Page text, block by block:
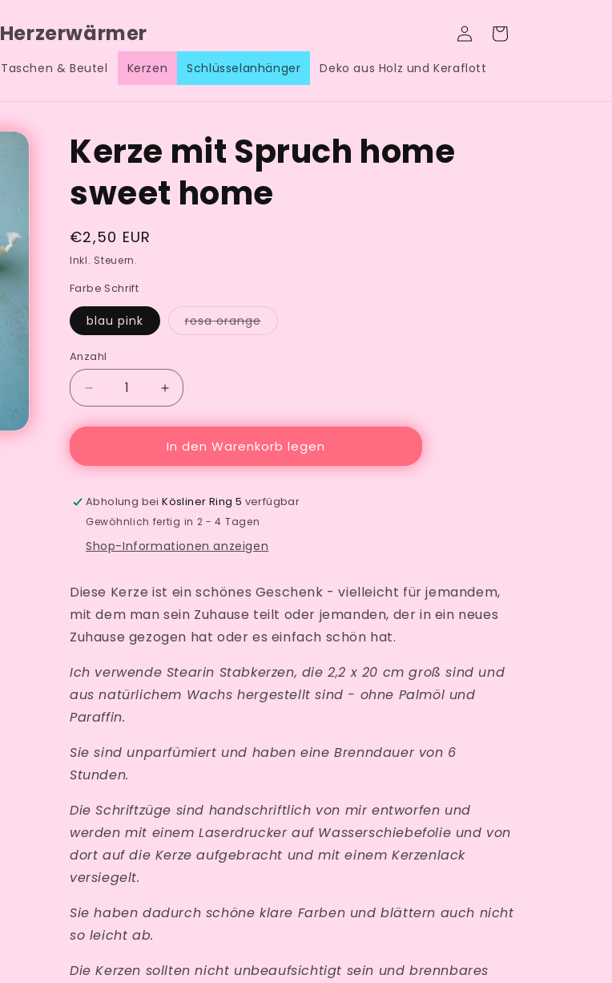
Herzerwärmer
Taschen & Beutel Kerzen Schlüsselanhänger Deko aus Holz und Keraflott
EinloggenWarenkorb
Kerze mit Spruch home
sweet home
Normaler
Preis
€2,50 EUR
Inkl. Steuern.
Farbe Schrift
blau pink rosa orangeVariante
ausverkauft
Anzahl
Verringere
die
Menge
Kerze
Spruch
sweet
home
Erhöhe
die
Menge
für
Kerze
Spruch
sweet
home
In den Warenkorb legen
Abholung beiKösliner Ring 5 verfügbar
Gewöhnlich fertig in 2 - 4 Tagen
Shop-Informationen anzeigen
Diese Kerze ist ein schönes Geschenk - vielleicht für jemandem,
mit dem man sein Zuhause teilt oder jemanden, der in ein neues
Zuhause gezogen hat oder es einfach schön hat.
Ich verwende Stearin Stabkerzen, die 2,2 x 20 cm groß sind und
aus natürlichem Wachs hergestellt sind - ohne Palmöl und
Paraffin.
Sie sind unparfümiert und haben eine Brenndauer von 6
Stunden.
Die Schriftzüge sind handschriftlich von mir entworfen und
werden mit einem Laserdrucker auf Wasserschiebefolie und von
dort auf die Kerze aufgebracht und mit einem Kerzenlack
versiegelt.
Sie haben dadurch schöne klare Farben und blättern auch nicht
so leicht ab.
Die Kerzen sollten nicht unbeaufsichtigt sein und brennbares